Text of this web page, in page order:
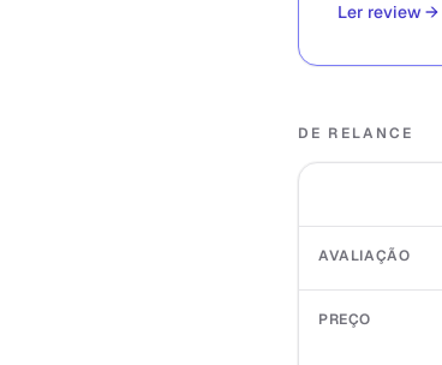
Ler review →
DE RELANCE
AVALIAÇÃO
PREÇO